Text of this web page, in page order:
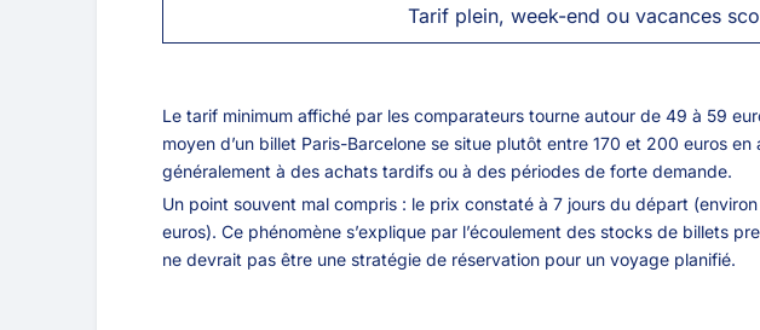
Tarif plein, week-end ou vacances
Le tarif minimum affiché par les comparateurs tourne autour de 49 à 59
moyen d’un billet Paris-Barcelone se situe plutôt entre 170 et 200 euros
généralement à des achats tardifs ou à des périodes de forte demande.
Un point souvent mal compris : le prix constaté à 7 jours du départ
euros). Ce phénomène s’explique par l’écoulement des stocks de billets
ne devrait pas être une stratégie de réservation pour un voyage planifié.